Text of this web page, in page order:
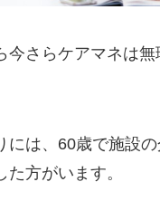
今さらケアマネは
には、60歳で施設
方がいます。